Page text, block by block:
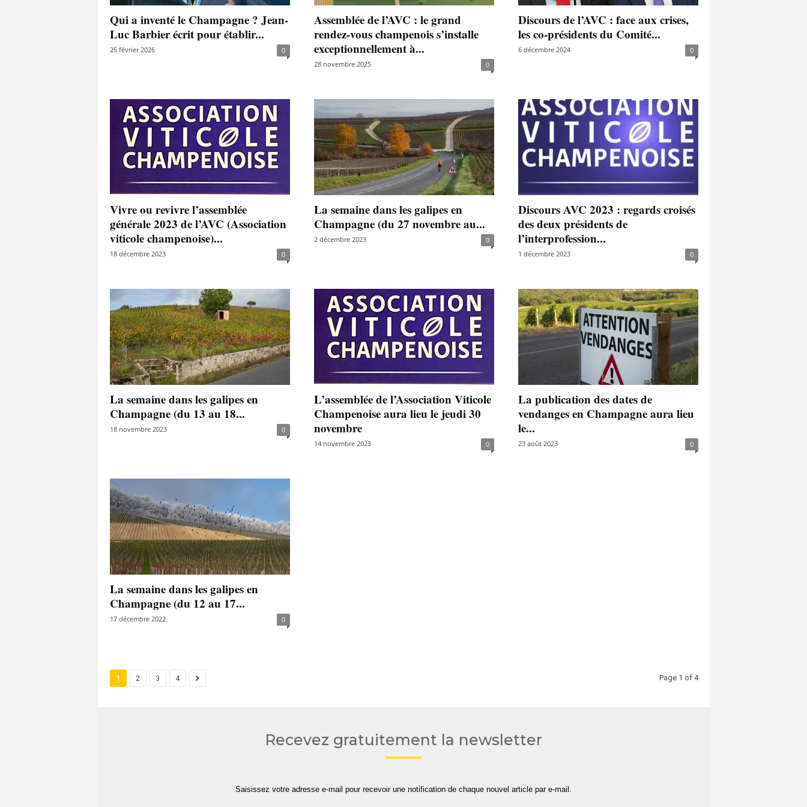
Qui a inventé le Champagne ? Jean-
Luc Barbier écrit pour établir...
25 février 2026 0
Assemblée de l’AVC : le grand
rendez-vous champenois s’installe
exceptionnellement à...
28 novembre 2025 0
Discours de l’AVC : face aux crises,
les co-présidents du Comité...
6 décembre 2024 0
Vivre ou revivre l’assemblée
générale 2023 de l’AVC (Association
viticole champenoise)...
18 décembre 2023 0
La semaine dans les galipes en
Champagne (du 27 novembre au...
2 décembre 2023 0
Discours AVC 2023 : regards croisés
des deux présidents de
l’interprofession...
1 décembre 2023 0
La semaine dans les galipes en
Champagne (du 13 au 18...
18 novembre 2023 0
L’assemblée de l’Association Viticole
Champenoise aura lieu le jeudi 30
novembre
14 novembre 2023 0
La publication des dates de
vendanges en Champagne aura lieu
le...
23 août 2023 0
La semaine dans les galipes en
Champagne (du 12 au 17...
17 décembre 2022 0
1 2 3 4 Page 1 of 4
Recevez gratuitement la newsletter
Saisissez votre adresse e-mail pour recevoir une notification de chaque nouvel article par e-mail.